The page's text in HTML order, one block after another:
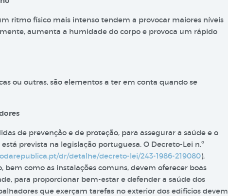
ritmo físico mais intenso tendem a provocar maiores níveis
aumenta a humidade do corpo e provoca um rápido
ou outras, são elementos a ter em conta quando se
de prevenção e de proteção, para assegurar a saúde e o
prevista na legislação portuguesa. O Decreto-Lei n.º
dr/detalhe/decreto-lei/243-1986-219080),
bem como as instalações comuns, devem oferecer boas
para proporcionar bem-estar e defender a saúde dos
que exerçam tarefas no exterior dos edifícios devem